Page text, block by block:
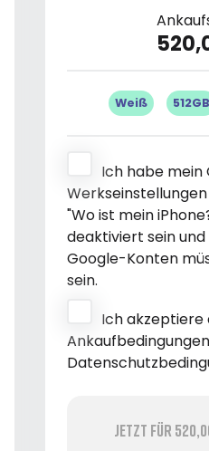
Weiß 512GB
Ich habe mein
"Wo ist mein
deaktiviert sein
Google-Konten
sein.
Ich akzeptiere
Jetzt für